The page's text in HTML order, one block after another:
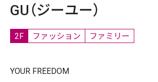
GU（ジーユー）
2F ファッション ファミリー
YOUR FREEDOM